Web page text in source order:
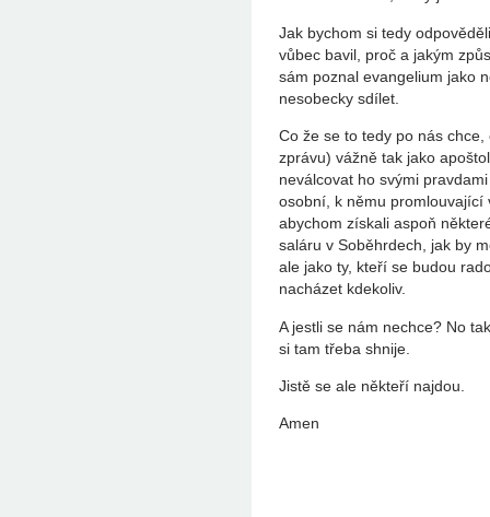
Jak bychom si tedy
vůbec bavil, proč a jakým
sám poznal evangelium jako
nesobecky sdílet.
Co že se to tedy po nás
zprávu) vážně tak jako
neválcovat ho svými
osobní, k němu promlouvající
abychom získali aspoň
saláru v Soběhrdech, jak by
ale jako ty, kteří se budou
nacházet kdekoliv.
A jestli se nám nechce? No
si tam třeba shnije.
Jistě se ale někteří najdou.
Amen